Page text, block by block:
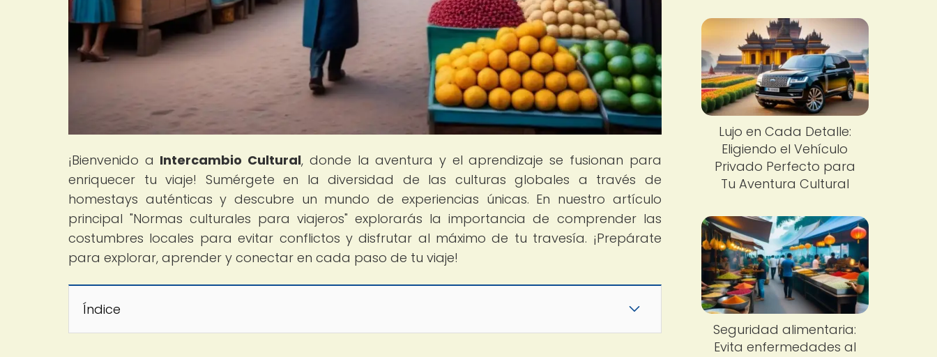
¡Bienvenido a Intercambio Cultural, donde la aventura y el aprendizaje se fusionan para
enriquecer tu viaje! Sumérgete en la diversidad de las culturas globales a través de
homestays auténticas y descubre un mundo de experiencias únicas. En nuestro artículo
principal "Normas culturales para viajeros" explorarás la importancia de comprender las
costumbres locales para evitar conflictos y disfrutar al máximo de tu travesía. ¡Prepárate
para explorar, aprender y conectar en cada paso de tu viaje!
Índice
Lujo en Cada Detalle:
Eligiendo el Vehículo
Privado Perfecto para
Tu Aventura Cultural
Seguridad alimentaria:
Evita enfermedades al